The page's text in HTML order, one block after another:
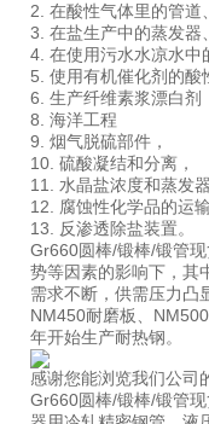
2. 在酸性气体里的管
3. 在盐生产中的蒸发
4. 在使用污水水凉水
5. 使用有机催化剂的
6. 生产纤维素浆漂白剂
8. 海洋工程
9. 烟气脱硫部件，
10. 硫酸凝结和分离，
11. 水晶盐浓度和蒸发
12. 腐蚀性化学品的运
13. 反渗透除盐装置。
Gr660圆棒/锻棒/锻管
势等因素的影响下，其
需求不断，供需压力
NM450耐磨板、
年开始生产耐热钢。
感谢您能浏览我们公司
Gr660圆棒/锻棒/锻管